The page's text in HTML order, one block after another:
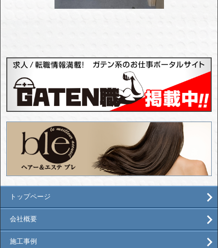
トップページ
会社概要
施工事例